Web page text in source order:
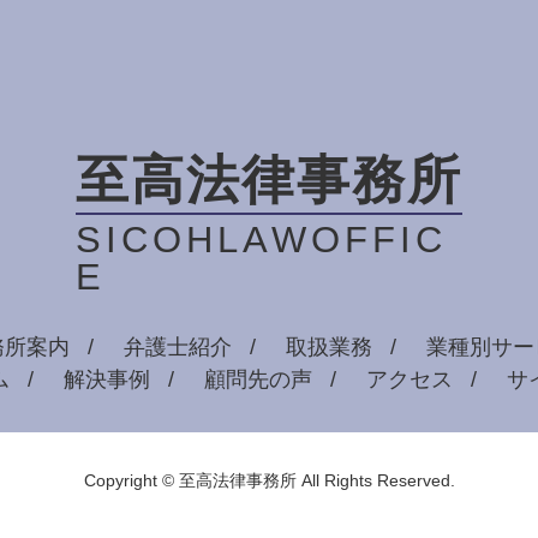
至高法律事務所
SICOHLAWOFFIC
E
案内 弁護士紹介 取扱業務
業種別サー
解決事例 顧問先の声 アクセス サ
Copyright © 至高法律事務所 All Rights Reserved.